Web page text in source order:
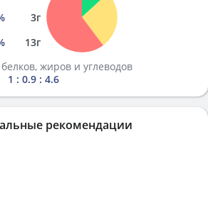
3г
13г
жиров и углеводов
1 : 0.9 : 4.6
рекомендации